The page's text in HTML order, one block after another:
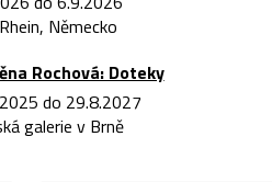
Německo
Rochová: Doteky
do 29.8.2027
galerie v Brně